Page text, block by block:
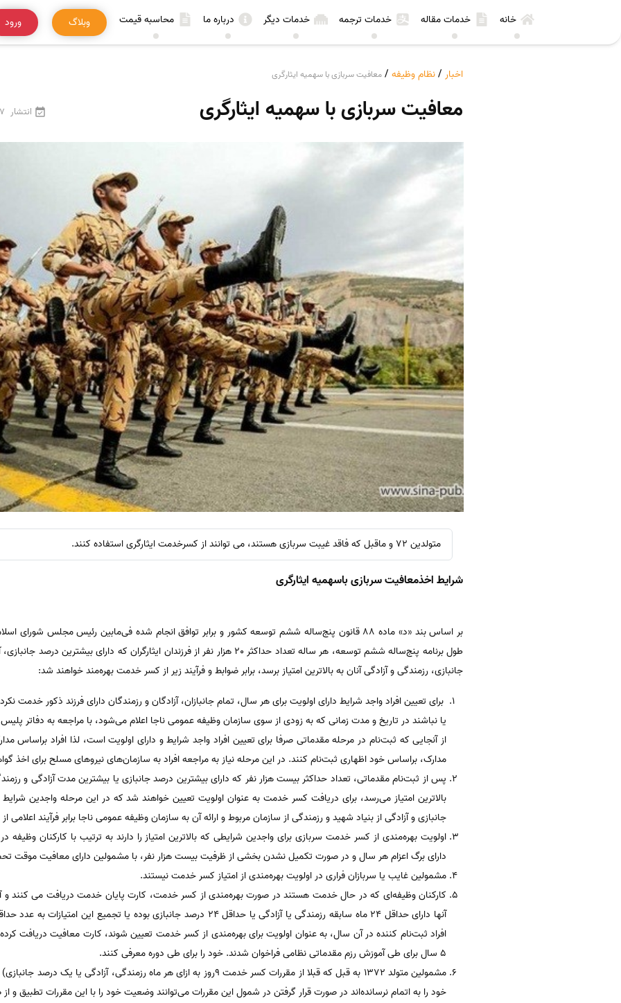
خانه خدمات مقاله خدمات ترجمه خدمات دیگر درباره ما محاسبه قیمت وبلاگ ورود
اخبار /نظام وظیفه / معافیت سربازی با سهمیه ایثارگری
معافیت سربازی با سهمیه ایثارگری انتشار 27
متولدین 72 و ماقبل که فاقد غیبت سربازی هستند، می توانند از کسرخدمت ایثارگری استفاده کنند.
شرایط اخذمعافیت سربازی باسهمیه ایثارگری
بر اساس بند «د» ماده 88 قانون پنج‌ساله ششم توسعه کشور و برابر توافق انجام شده فی‌مابین رئیس مجلس
طول برنامه پنج‌ساله ششم توسعه، هر ساله تعداد حداکثر 20 هزار نفر از فرزندان ایثارگران که
جانبازی، رزمندگی و آزادگی آنان به بالاترین امتیاز برسد، برابر ضوابط و فرآیند زیر از کسر خدمت بهره‌مند خواهند شد:
برای تعیین افراد واجد شرایط دارای اولویت برای هر سال، تمام جانبازان، آزادگان و رزمندگان دارای فرزند ذکور خدمت
یا نباشند در تاریخ و مدت زمانی که به زودی از سوی سازمان وظیفه عمومی ناجا اعلام می‌شود، با مراجعه به دفاتر پلیس + 10 نسبت به ثبت‌نام اقدام
از آنجایی که ثبت‌نام در مرحله مقدماتی صرفا برای تعیین افراد واجد شرایط و دارای اولویت است، لذا افراد
مدارک، براساس خود اظهاری ثبت‌نام کنند. در این مرحله نیاز به مراجعه افراد به سازمان‌های نیروهای مسلح برای اخذ
پس از ثبت‌نام مقدماتی، تعداد حداکثر بیست هزار نفر که دارای بیشترین درصد جانبازی یا بیشترین مدت آزادگی و
بالاترین امتیاز می‌رسد، برای دریافت کسر خدمت به عنوان اولویت تعیین خواهند شد که در این مرحله واجدین
جانبازی و آزادگی از بنیاد شهید و رزمندگی از سازمان مربوط و ارائه آن به سازمان وظیفه عمومی ناجا برابر فرآیند
اولویت بهره‌مندی از کسر خدمت سربازی برای واجدین شرایطی که بالاترین امتیاز را دارند به ترتیب با کارکنان
دارای برگ اعزام هر سال و در صورت تکمیل نشدن بخشی از ظرفیت بیست هزار نفر، با مشمولین دارای معافیت موقت
مشمولین غایب یا سربازان فراری در اولویت بهره‌مندی از امتیاز کسر خدمت نیستند.
کارکنان وظیفه‌ای که در حال خدمت هستند در صورت بهره‌مندی از کسر خدمت، کارت پایان خدمت دریافت می‌ کنند و
افراد ثبت‌نام کننده در آن سال، به عنوان اولویت برای بهره‌مندی از کسر خدمت تعیین شوند، کارت معافیت دریافت
5 سال برای طی آموزش رزم مقدماتی نظامی فراخوان شدند. خود را برای طی دوره معرفی کنند.
مشمولین متولد 1372 به قبل که قبلا از مقررات کسر خدمت 9روز به ازای هر ماه رزمندگی،
خود را به اتمام نرسانده‌اند در صورت قرار گرفتن در شمول این مقررات می‌توانند وضعیت خود را با این مقررات تطبیق و